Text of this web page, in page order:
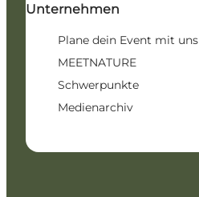
Unternehmen
Plane dein Event mit uns
MEETNATURE
Schwerpunkte
Medienarchiv